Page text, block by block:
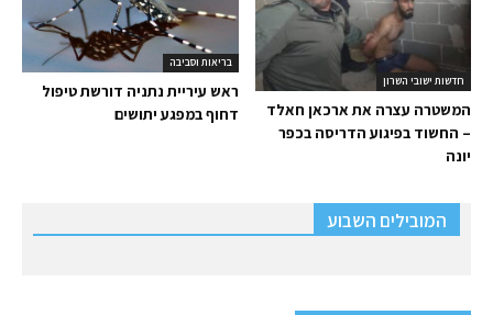
בריאות וסביבה
ראש עיריית נתניה דורשת טיפול
דחוף במפגע יתושים
חדשות ישובי השרון
המשטרה עצרה את ארכאן חאלד
– החשוד בפיגוע הדריסה בכפר
יונה
המובילים השבוע